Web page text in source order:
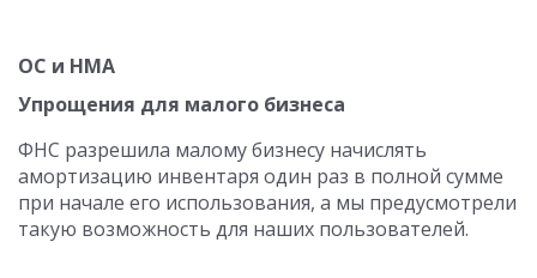
ОС и НМА
Упрощения для малого бизнеса
ФНС разрешила малому бизнесу начислять
амортизацию инвентаря один раз в полной сумме
при начале его использования, а мы предусмотрели
такую возможность для наших пользователей.